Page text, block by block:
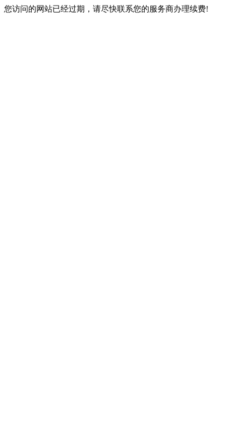
您访问的网站已经过期，请尽快联系您的服务商办理续费!